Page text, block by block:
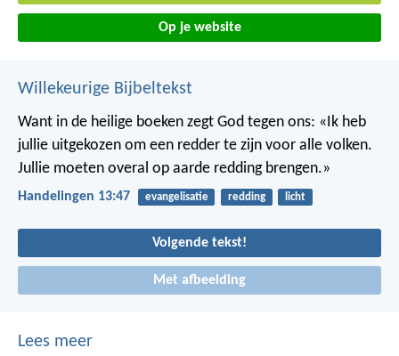
Op je website
Willekeurige Bijbeltekst
Want in de heilige boeken zegt God tegen ons: «Ik heb
jullie uitgekozen om een redder te zijn voor alle volken.
Jullie moeten overal op aarde redding brengen.»
Handelingen 13:47 evangelisatie redding licht
Volgende tekst!
Met afbeelding
Lees meer